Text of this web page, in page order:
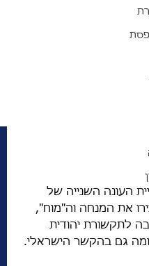
העונה השנייה של
את המנחה וה"מוח",
לתקשורת יהודית
גם בהקשר הישראלי.